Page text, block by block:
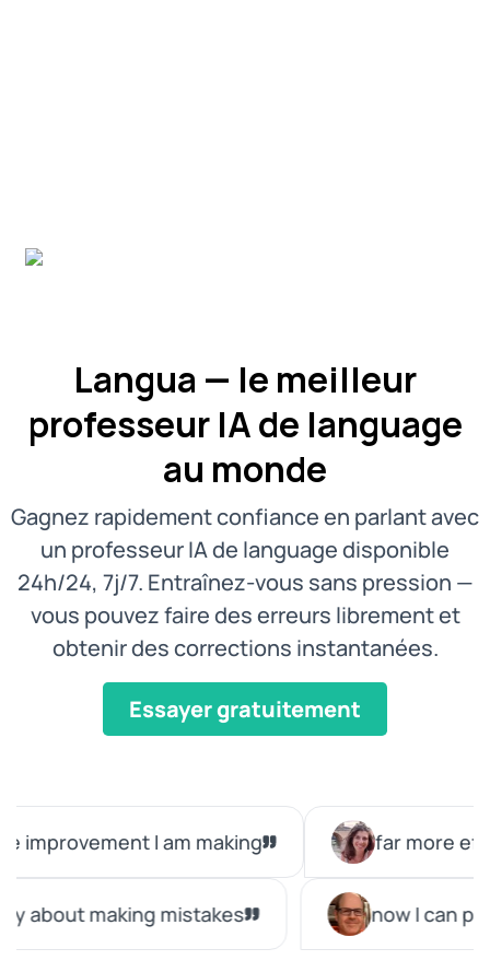
Langua — le meilleur
professeur IA de language
au monde
Gagnez rapidement confiance en parlant avec
un professeur IA de language disponible
24h/24, 7j/7. Entraînez-vous sans pression —
vous pouvez faire des erreurs librement et
obtenir des corrections instantanées.
Essayer gratuitement